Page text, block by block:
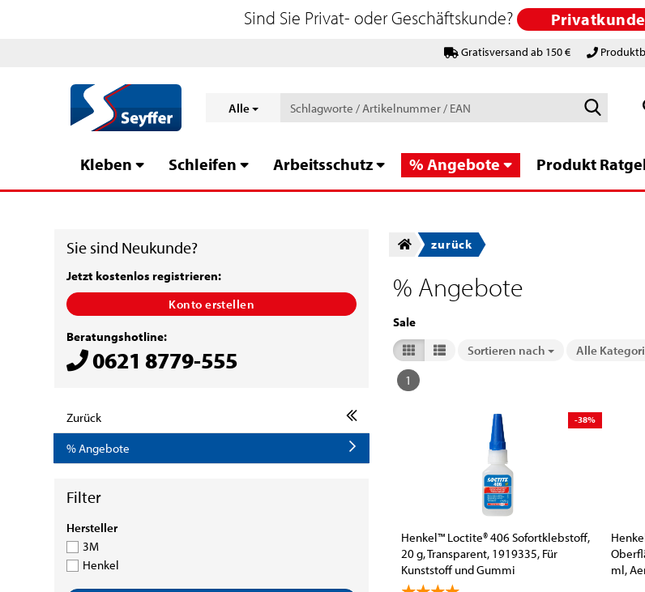
Gratisversand ab 150 €
Alle
EAN
Sind Sie Privat- oder Geschäftskunde? Privatkunde
Kleben Schleifen Arbeitsschutz % Angebote Produkt
zurück
% Angebote
Sale
Sortieren nach
Sortieren nach Alle
1
-38%
Henkel™ Loctite® 406 Sofortklebstoff,
20 g, Transparent, 1919335, Für
Kunststoff und Gummi
ml,
Sie sind Neukunde?
Jetzt kostenlos registrieren:
Konto erstellen
Beratungshotline:
0621 8779-555
Zurück
% Angebote
HERSTELLER
Hersteller
3M
Henkel